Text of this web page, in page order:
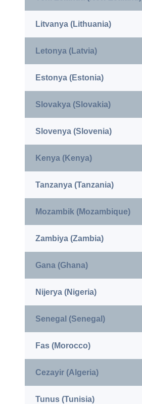
Litvanya (Lithuania)
Letonya (Latvia)
Estonya (Estonia)
Slovakya (Slovakia)
Slovenya (Slovenia)
Kenya (Kenya)
Tanzanya (Tanzania)
Mozambik (Mozambique)
Zambiya (Zambia)
Gana (Ghana)
Nijerya (Nigeria)
Senegal (Senegal)
Fas (Morocco)
Cezayir (Algeria)
Tunus (Tunisia)